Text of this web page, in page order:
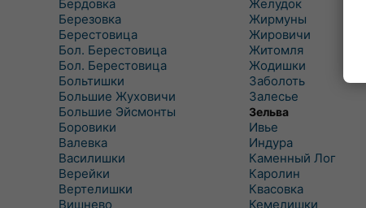
Бердовка
Березовка
Берестовица
Бол. Берестовица
Бол. Берестовица
Больтишки
Большие Жуховичи
Большие Эйсмонты
Боровики
Валевка
Василишки
Верейки
Вертелишки
Вишнево
Желудок
Жирмуны
Жировичи
Житомля
Жодишки
Заболоть
Залесье
Зельва
Ивье
Индура
Каменный Лог
Каролин
Квасовка
Кемелишки